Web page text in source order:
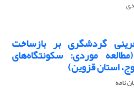
گردشگری بر بازساخت
موردی: سکونتگاه‌های
استان قزوین)
نامه